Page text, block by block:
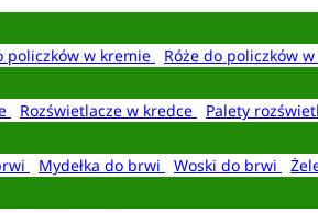
policzków w kremie Róże do policzków w
Rozświetlacze w kredce
Palety
Mydełka do brwi Woski do brwi